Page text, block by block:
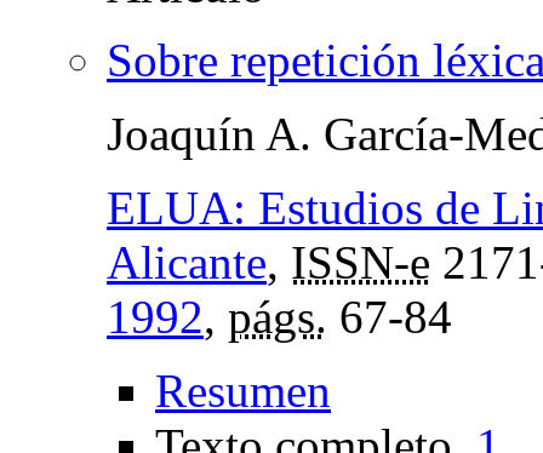
Sobre repetición
Joaquín A. García-
ELUA: Estudios de
Alicante, ISSN-e
1992, págs. 67-84
Resumen